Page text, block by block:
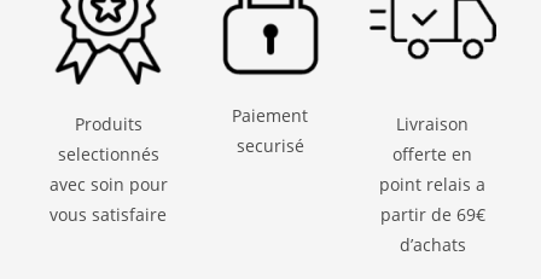
Produits
selectionnés
avec soin pour
vous satisfaire
Paiement
securisé
Livraison
offerte en
point relais a
partir de 69€
d’achats